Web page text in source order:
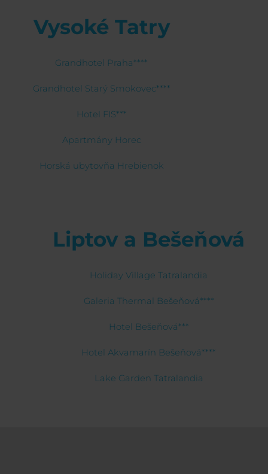
Vysoké Tatry
Grandhotel Praha****
Grandhotel Starý Smokovec****
Hotel FIS***
Apartmány Horec
Horská ubytovňa Hrebienok
Liptov a Bešeňová
Holiday Village Tatralandia
Galeria Thermal Bešeňová****
Hotel Bešeňová***
Hotel Akvamarín Bešeňová****
Lake Garden Tatralandia